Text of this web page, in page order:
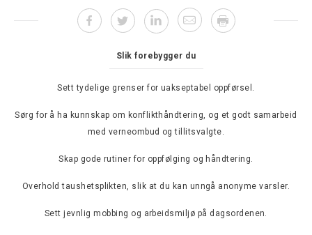
Slik forebygger du
Sett tydelige grenser for uakseptabel oppførsel.
Sørg for å ha kunnskap om konflikthåndtering, og et godt samarbeid
med verneombud og tillitsvalgte.
Skap gode rutiner for oppfølging og håndtering.
Overhold taushetsplikten, slik at du kan unngå anonyme varsler.
Sett jevnlig mobbing og arbeidsmiljø på dagsordenen.